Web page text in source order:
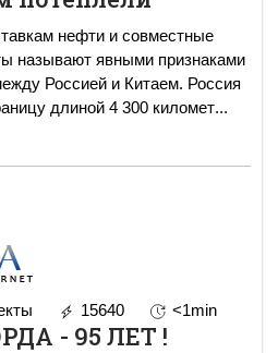
нефти и совместные
называют явными признаками
Россией и Китаем. Россия
длиной 4 300 километ...
15640 <1min
- 95 ЛЕТ !